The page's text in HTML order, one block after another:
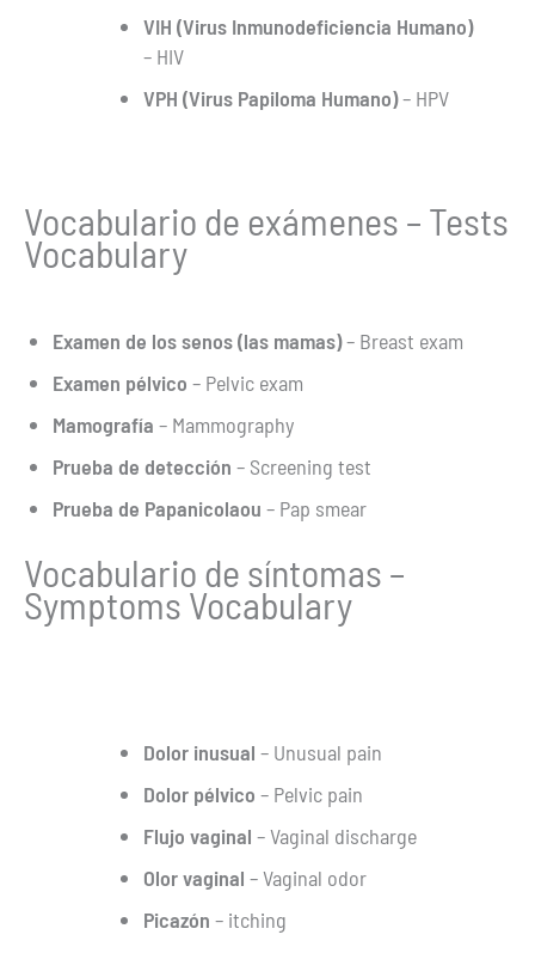
VIH (Virus Inmunodeficiencia Humano)
– HIV
VPH (Virus Papiloma Humano)– HPV
Vocabulario de exámenes – Tests
Vocabulary
Examen de los senos (las mamas)– Breast exam
Examen pélvico – Pelvic exam
Mamografía – Mammography
Prueba de detección – Screening test
Prueba de Papanicolaou – Pap smear
Vocabulario de síntomas –
Symptoms Vocabulary
Dolor inusual– Unusual pain
Dolor pélvico – Pelvic pain
Flujo vaginal – Vaginal discharge
Olor vaginal– Vaginal odor
Picazón– itching